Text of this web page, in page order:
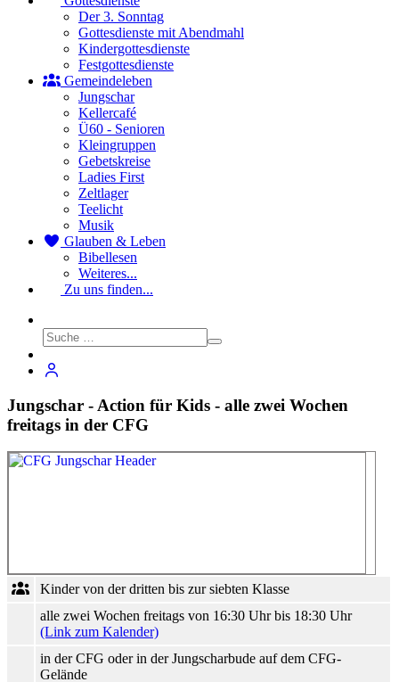
Der 3. Sonntag
Gottesdienste mit Abendmahl
Kindergottesdienste
Festgottesdienste
Gemeindeleben
Jungschar
Kellercafé
Ü60 - Senioren
Kleingruppen
Gebetskreise
Ladies First
Zeltlager
Teelicht
Musik
Glauben & Leben
Bibellesen
Weiteres...
Zu uns finden...
Jungschar - Action für Kids - alle zwei Wochen
freitags in der CFG
Kinder von der dritten bis zur siebten Klasse
alle zwei Wochen freitags von 16:30 Uhr bis 18:30 Uhr
(Link zum Kalender)
in der CFG oder in der Jungscharbude auf dem CFG-
Gelände